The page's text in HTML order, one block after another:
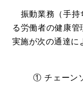
振動業務（手持
る労働者の健康
実施が次の通達に
① チェーン